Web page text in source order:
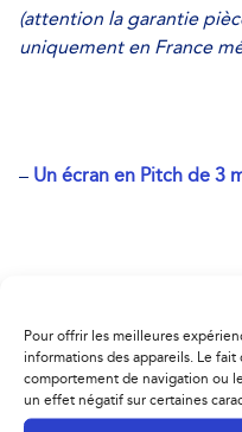
Pour offrir les meilleures
informations des appareils. Le
comportement de navigation ou
un effet négatif sur certaines
(attention la garantie
uniquement en France
– Un écran en Pitch de 3
Utilisation
Qualité
Dimensions de l’écran